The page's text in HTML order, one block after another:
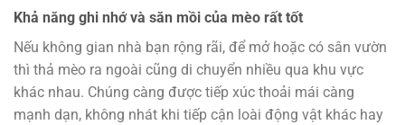
Khả năng ghi nhớ và săn mồi của mèo rất tốt
Nếu không gian nhà bạn rộng rãi, để mở hoặc có sân vườn
thì thả mèo ra ngoài cũng di chuyển nhiều qua khu vực
khác nhau. Chúng càng được tiếp xúc thoải mái càng
mạnh dạn, không nhát khi tiếp cận loài động vật khác hay